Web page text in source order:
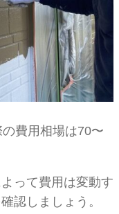
費用相場は70〜
って費用は変動す
認しましょう。